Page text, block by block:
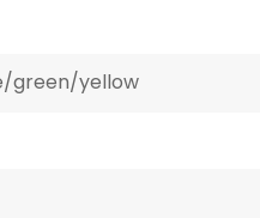
green/yellow